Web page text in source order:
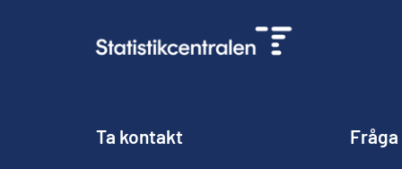
Ta kontakt Fråga